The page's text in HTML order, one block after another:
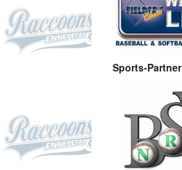
Sports-Partner